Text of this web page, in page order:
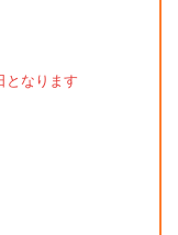
となります